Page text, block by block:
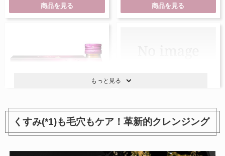
商品を見る 商品を見る
フラワージュリッチ Placenta W
もっと見る
くすみ(*1)も毛穴もケア！革新的クレンジング